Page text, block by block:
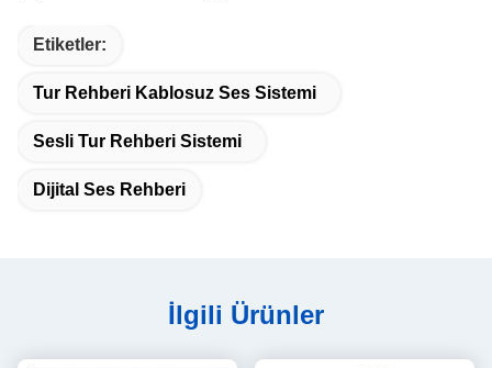
Etiketler:
Tur Rehberi Kablosuz Ses Sistemi
Sesli Tur Rehberi Sistemi
Dijital Ses Rehberi
İlgili Ürünler